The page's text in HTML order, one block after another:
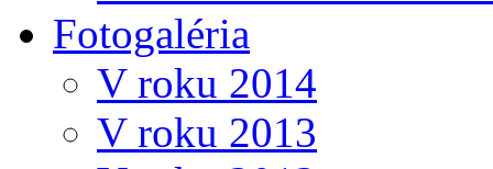
Fotogaléria
V roku 2014
V roku 2013